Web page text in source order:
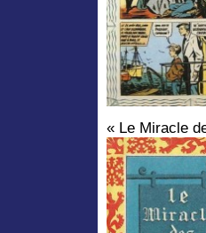
« Le Miracle